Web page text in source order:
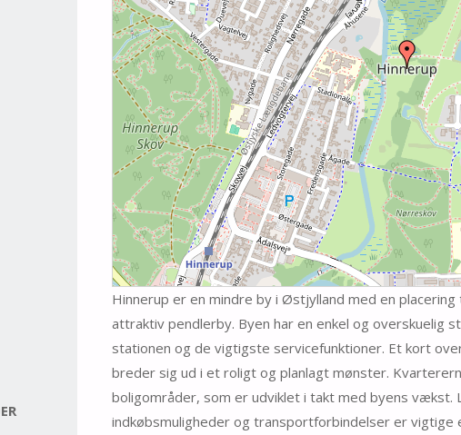
Hinnerup er en mindre by i Østjylland med en
attraktiv pendlerby. Byen har en enkel og overskuelig
stationen og de vigtigste servicefunktioner. Et kort
breder sig ud i et roligt og planlagt mønster.
boligområder, som er udviklet i takt med byens vækst.
indkøbsmuligheder og transportforbindelser er vigtige